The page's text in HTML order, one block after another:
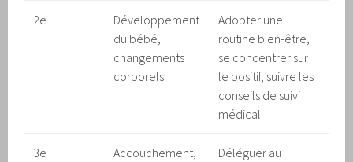
2e
Développement
du bébé,
changements
corporels
Adopter une
routine bien-être,
se concentrer sur
le positif, suivre les
conseils de suivi
médical
3e
Accouchement,
Déléguer au